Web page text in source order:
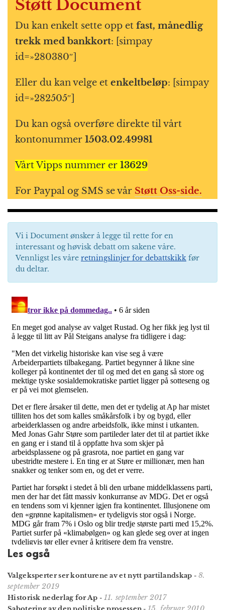
Støtt Document
Du kan enkelt sette opp et fast, månedlig
trekk med bankkort: [simpay
id=»280380″]
Eller du kan velge et enkeltbeløp: [simpay
id=»282505″]
Du kan også overføre direkte til vårt
kontonummer 1503.02.49981
Vårt Vipps nummer er 13629
For Paypal og SMS se vår Støtt Oss-side.
Vi i Document ønsker å legge til rette for en
interessant og høvisk debatt om sakene våre.
Vennligst les våre retningslinjer for debattskikk før
du deltar.
Les også
Valgeksperter ser konturene av et nytt partilandskap - 8.
september 2019
Historisk nederlag for Ap - 11. september 2017